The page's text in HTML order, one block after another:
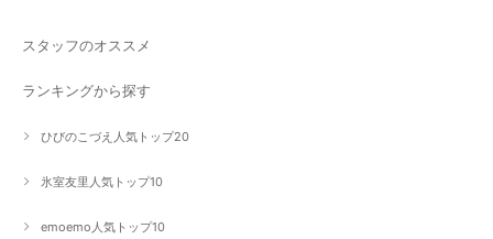
スタッフのオススメ
ランキングから探す
ひびのこづえ人気トップ20
氷室友里人気トップ10
emoemo人気トップ10